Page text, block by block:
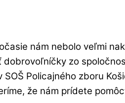
nám nebolo veľmi
zo
Policajného zboru
že nám prídete